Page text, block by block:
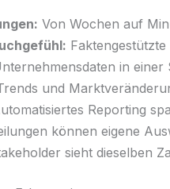
Von Wochen auf
in
und
Reporting
können eigene
sieht dieselben